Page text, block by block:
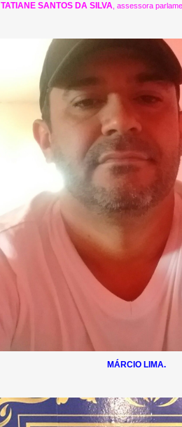
TATIANE SANTOS DA SILVA , assessora
MÁRCIO LIMA.